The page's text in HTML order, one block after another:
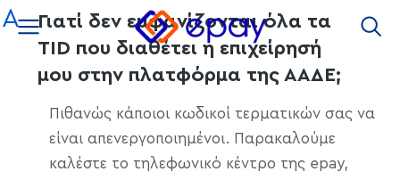
περιεχόμενο
A
Γιατί δεν εμφανίζονται όλα τα
TID που διαθέτει η επιχείρησή
μου στην πλατφόρμα της ΑΑΔΕ;
Πιθανώς κάποιοι κωδικοί τερματικών σας να
είναι απενεργοποιημένοι. Παρακαλούμε
καλέστε το τηλεφωνικό κέντρο της epay,